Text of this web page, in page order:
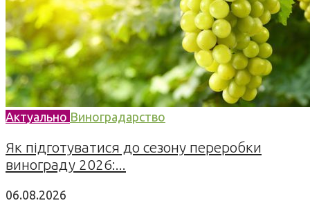
Актуально Виноградарство
Як підготуватися до сезону переробки
винограду 2026:...
06.08.2026